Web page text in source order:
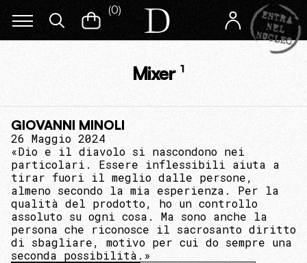
(0)
Mixer 1
GIOVANNI MINOLI
26 Maggio 2024
«Dio e il diavolo si nascondono nei
particolari. Essere inflessibili aiuta a
tirar fuori il meglio dalle persone,
almeno secondo la mia esperienza. Per la
qualità del prodotto, ho un controllo
assoluto su ogni cosa. Ma sono anche la
persona che riconosce il sacrosanto diritto
di sbagliare, motivo per cui do sempre una
seconda possibilità.»